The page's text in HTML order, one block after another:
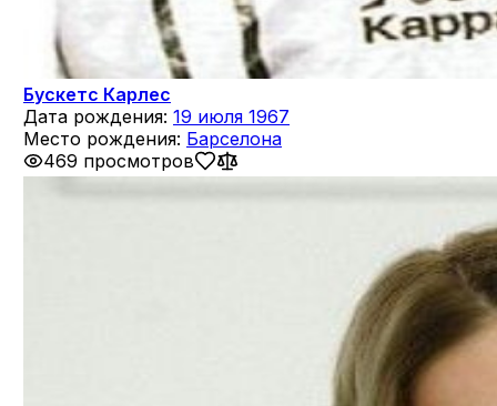
Бускетс Карлес
Дата рождения: 19 июля 1967
Место рождения: Барселона
469 просмотров